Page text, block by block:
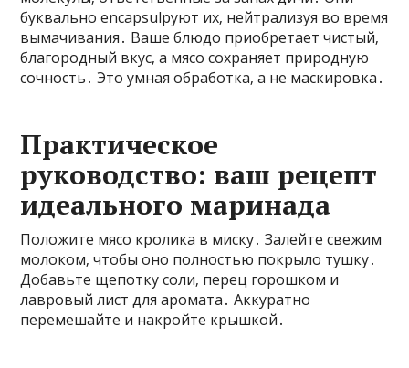
буквально encapsulруют их‚ нейтрализуя во время
вымачивания․ Ваше блюдо приобретает чистый‚
благородный вкус‚ а мясо сохраняет природную
сочность․ Это умная обработка‚ а не маскировка․
Практическое
руководство: ваш рецепт
идеального маринада
Положите мясо кролика в миску․ Залейте свежим
молоком‚ чтобы оно полностью покрыло тушку․
Добавьте щепотку соли‚ перец горошком и
лавровый лист для аромата․ Аккуратно
перемешайте и накройте крышкой․